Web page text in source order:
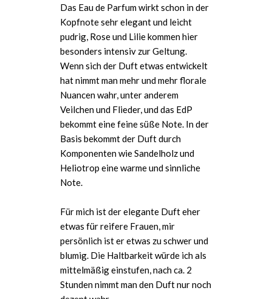
Das Eau de Parfum wirkt schon in der
Kopfnote sehr elegant und leicht
pudrig, Rose und Lilie kommen hier
besonders intensiv zur Geltung.
Wenn sich der Duft etwas entwickelt
hat nimmt man mehr und mehr florale
Nuancen wahr, unter anderem
Veilchen und Flieder, und das EdP
bekommt eine feine süße Note. In der
Basis bekommt der Duft durch
Komponenten wie Sandelholz und
Heliotrop eine warme und sinnliche
Note.
Für mich ist der elegante Duft eher
etwas für reifere Frauen, mir
persönlich ist er etwas zu schwer und
blumig. Die Haltbarkeit würde ich als
mittelmäßig einstufen, nach ca. 2
Stunden nimmt man den Duft nur noch